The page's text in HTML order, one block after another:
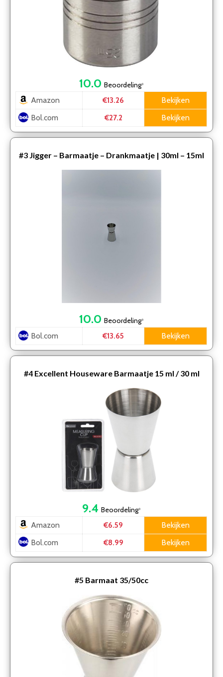
10.0 Beoordeling*
Amazon €13.26
Bekijken
Bol.com
€27.2 Bekijken
#3 Jigger – Barmaatje – Drankmaatje | 30ml – 15ml
10.0 Beoordeling*
Bol.com €13.65 Bekijken
#4 Excellent Houseware Barmaatje 15 ml / 30 ml
9.4 Beoordeling*
Amazon €6.59
Bekijken
Bol.com
€8.99 Bekijken
#5 Barmaat 35/50cc